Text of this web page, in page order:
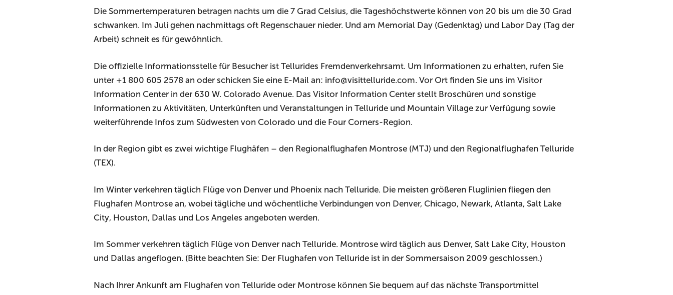
Die Sommertemperaturen betragen nachts um die 7 Grad Celsius, die Tageshöchstwerte können von 20 bis um die 30 Grad
schwanken. Im Juli gehen nachmittags oft Regenschauer nieder. Und am Memorial Day (Gedenktag) und Labor Day (Tag der
Arbeit) schneit es für gewöhnlich.
Die offizielle Informationsstelle für Besucher ist Tellurides Fremdenverkehrsamt. Um Informationen zu erhalten, rufen Sie
unter +1 800 605 2578 an oder schicken Sie eine E-Mail an: info@visittelluride.com. Vor Ort finden Sie uns im Visitor
Information Center in der 630 W. Colorado Avenue. Das Visitor Information Center stellt Broschüren und sonstige
Informationen zu Aktivitäten, Unterkünften und Veranstaltungen in Telluride und Mountain Village zur Verfügung sowie
weiterführende Infos zum Südwesten von Colorado und die Four Corners-Region.
In der Region gibt es zwei wichtige Flughäfen – den Regionalflughafen Montrose (MTJ) und den Regionalflughafen Telluride
(TEX).
Im Winter verkehren täglich Flüge von Denver und Phoenix nach Telluride. Die meisten größeren Fluglinien fliegen den
Flughafen Montrose an, wobei tägliche und wöchentliche Verbindungen von Denver, Chicago, Newark, Atlanta, Salt Lake
City, Houston, Dallas und Los Angeles angeboten werden.
Im Sommer verkehren täglich Flüge von Denver nach Telluride. Montrose wird täglich aus Denver, Salt Lake City, Houston
und Dallas angeflogen. (Bitte beachten Sie: Der Flughafen von Telluride ist in der Sommersaison 2009 geschlossen.)
Nach Ihrer Ankunft am Flughafen von Telluride oder Montrose können Sie bequem auf das nächste Transportmittel